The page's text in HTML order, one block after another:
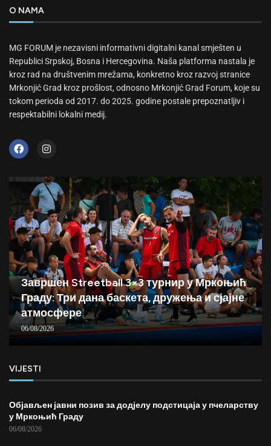
O NAMA
MG FORUM je nezavisni informativni digitalni kanal smješten u
Republici Srpskoj, Bosna i Hercegovina. Naša platforma nastala je
kroz rad na društvenim mrežama, konkretno kroz razvoj stranice
Mrkonjić Grad kroz prošlost, odnosno Mrkonjić Grad Forum, koje su
tokom perioda od 2017. do 2025. godine postale prepoznatljiv i
respektabilni lokalni medij.
Завршен Streetball 3×3 турнир у Мркоњић
Граду: Три дана баскета, дружења и сјајне
атмосфере
06/08/2026
VIJESTI
Објављен јавни позив за додјелу подстицаја у пчеларству
у Мркоњић Граду
06/08/2026